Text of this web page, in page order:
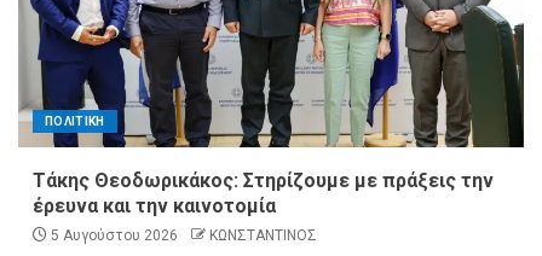
ΠΟΛΙΤΙΚΗ
Τάκης Θεοδωρικάκος: Στηρίζουμε με πράξεις την
έρευνα και την καινοτομία
5 Αυγούστου 2026 ΚΩΝΣΤΑΝΤΙΝΟΣ